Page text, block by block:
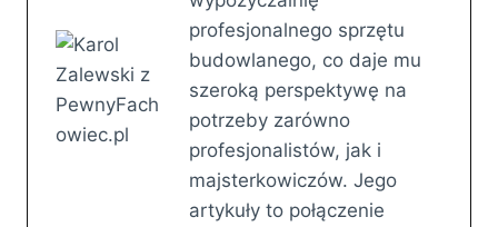
profesjonalnego sprzętu
budowlanego, co daje mu
szeroką perspektywę na
potrzeby zarówno
profesjonalistów, jak i
majsterkowiczów. Jego
artykuły to połączenie